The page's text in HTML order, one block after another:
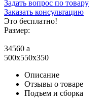
Задать вопрос по товару
Заказать консультацию
Это бесплатно!
Размер:
34560 a
500x550x350
Описание
Отзывы о товаре
Подъем и сборка